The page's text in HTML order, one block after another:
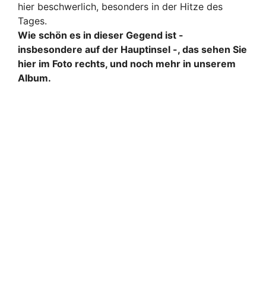
hier beschwerlich, besonders in der Hitze des
Tages.
Wie schön es in dieser Gegend ist -
insbesondere auf der Hauptinsel -, das sehen Sie
hier im Foto rechts, und noch mehr in unserem
Album.